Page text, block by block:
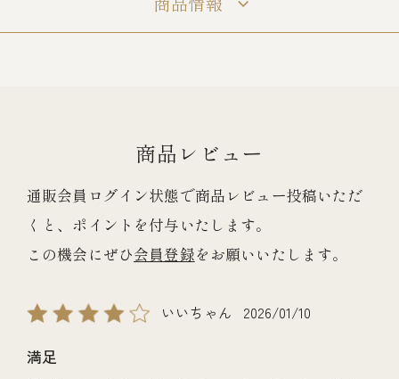
商品レビュー
通販会員ログイン状態で商品レビュー投稿いただ
くと、ポイントを付与いたします。
この機会にぜひ会員登録をお願いいたします。
いいちゃん 2026/01/10
満足